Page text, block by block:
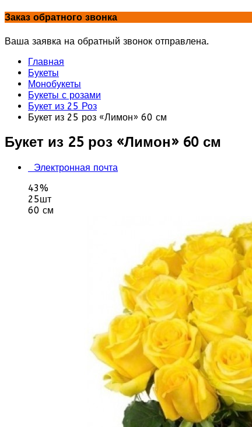
Заказ обратного звонка
Ваша заявка на обратный звонок отправлена.
Главная
Букеты
Монобукеты
Букеты с розами
Букет из 25 Роз
Букет из 25 роз «Лимон» 60 см
Букет из 25 роз «Лимон» 60 см
Электронная почта
43%
25шт
60 см